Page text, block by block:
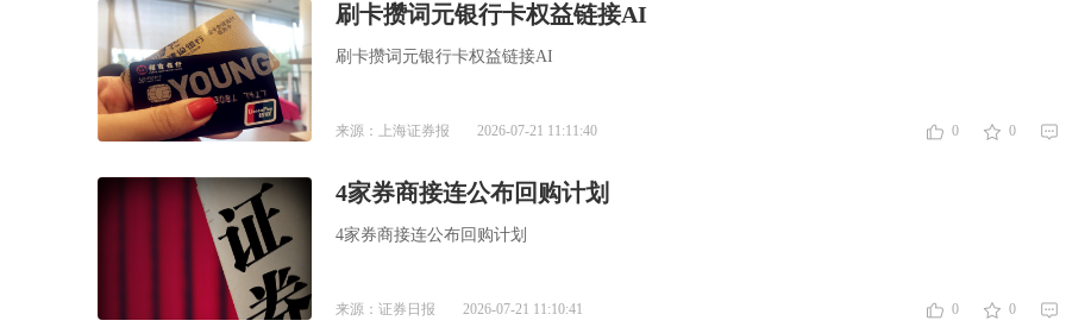
刷卡攒词元银行卡权益链接AI
刷卡攒词元银行卡权益链接AI
来源：上海证券报 2026-07-21 11:11:40 0 0
4家券商接连公布回购计划
4家券商接连公布回购计划
来源：证券日报 2026-07-21 11:10:41 0 0